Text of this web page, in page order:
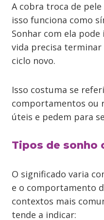
A cobra troca de
isso funciona como
Sonhar com ela
vida precisa
ciclo novo.
Isso costuma se
comportamentos ou
úteis e pedem para
Tipos de sonho
O significado varia
e o comportamento
contextos mais
tende a indicar: